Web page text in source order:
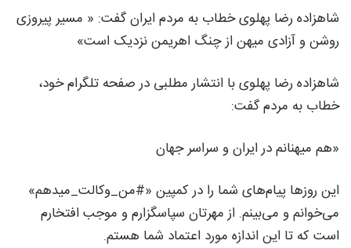
شاهزاده رضا پهلوی خطاب به مردم ایران گفت: « مسیر پیروزی
روشن و آزادی میهن از چنگ اهریمن نزدیک است»
شاهزاده رضا پهلوی با انتشار مطلبی در صفحه تلگرام خود،
خطاب به مردم گفت:
«هم میهنانم در ایران و سراسر جهان
این روزها پیام‌های شما را در کمپین «#من_وکالت_میدهم»
می‌خوانم و می‌بینم. از مهرتان سپاسگزارم و موجب افتخارم
است که تا این اندازه مورد اعتماد شما هستم.